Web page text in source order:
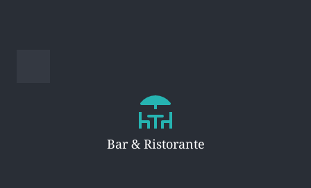
Bar & Ristorante